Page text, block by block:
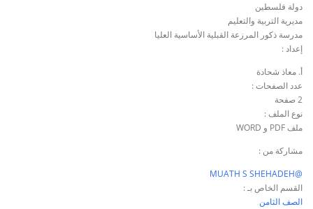
دولة فلسطين
مديرية التربية والتعليم
مدرسة ذكور المرزعة القبلية الأساسية العليا
إعداد :
أ. معاذ شحادة
عدد الصفحات :
2 صفحة
نوع الملف :
ملف PDF و WORD
مشاركة من :
@MUATH S SHEHADEH
القسم الخاص بـ :
الصف الثامن